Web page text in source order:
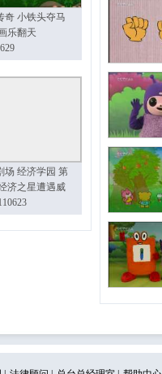
奇 小铁头夺马
乐翻天
场 经济学园 第
济之星遭遇威